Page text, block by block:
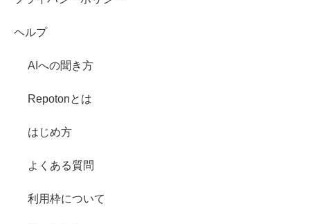
ヘルプ
AIへの聞き方
Repotonとは
はじめ方
よくある質問
利用枠について